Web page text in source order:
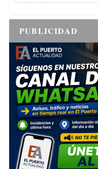
PUBLICIDAD